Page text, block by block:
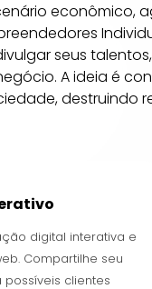
econômico,
seus
A ideia é
digital interativa e
Compartilhe seu
clientes